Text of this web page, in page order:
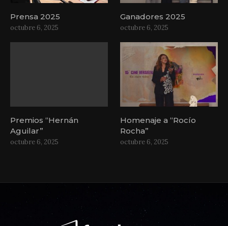
Prensa 2025
octubre 6, 2025
Ganadores 2025
octubre 6, 2025
Premios “Hernán
Aguilar”
octubre 6, 2025
Homenaje a “Rocío
Rocha”
octubre 6, 2025